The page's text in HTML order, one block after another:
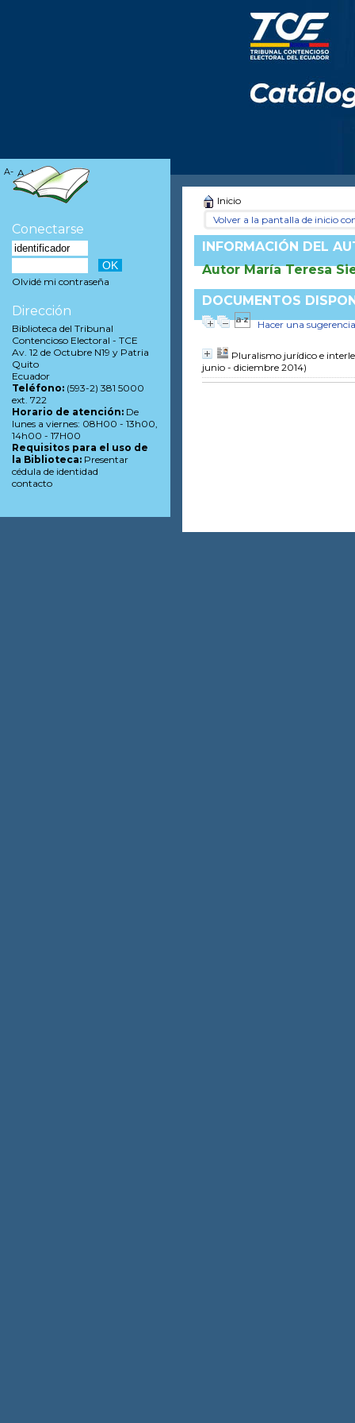
Inicio
Volver a la pantalla de inicio
INFORMACIÓN DEL
Autor María Teresa
DOCUMENTOS
Hacer una sugerencia
Pluralismo jurídico e
junio - diciembre 2014)
A- A A+
Conectarse
Olvidé mi contraseña
Dirección
Biblioteca del Tribunal
Contencioso Electoral - TCE
Av. 12 de Octubre N19 y Patria
Quito
Ecuador
Teléfono: (593-2) 381 5000
ext. 722
Horario de atención: De
lunes a viernes: 08H00 - 13h00,
14h00 - 17H00
Requisitos para el uso de
la Biblioteca: Presentar
cédula de identidad
contacto